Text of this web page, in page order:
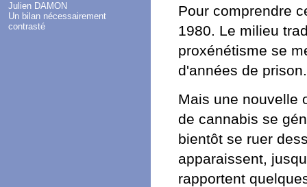
Julien DAMON
Un bilan nécessairement
contrasté
Pour comprendre
1980. Le milieu
proxénétisme se
d'années de prison.
Mais une nouvelle
de cannabis se
bientôt se ruer
apparaissent,
rapportent